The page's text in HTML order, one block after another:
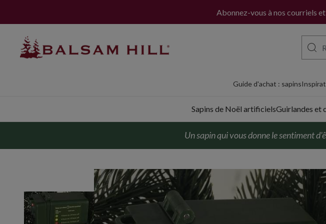
Abonnez-vous à nos courriels
Guide d'achat : sapins
Sapins de Noël artificielsGuirlandes et
Un sapin qui vous donne le sentiment